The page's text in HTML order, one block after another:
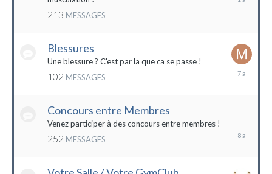
213 MESSAGES
Blessures
Une blessure ? C'est par la que ca se passe !
102 MESSAGES
19
Concours entre Membres
Venez participer à des concours entre membres !
252 MESSAGES
2016